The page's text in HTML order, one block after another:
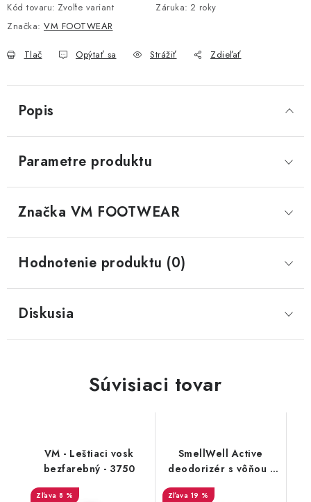
Kód tovaru: Zvoľte variant Záruka: 2 roky
Značka: VM FOOTWEAR
Tlač Opýtať sa Strážiť Zdieľať
Popis
Parametre produktu
Značka VM FOOTWEAR
Hodnotenie produktu (0)
Diskusia
Súvisiaci tovar
VM - Leštiaci vosk
bezfarebný - 3750
8 %
SmellWell Active
deodorizér s vôňou -
Black Zebra
19 %